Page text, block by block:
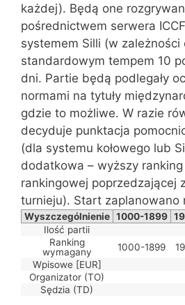
każdej). Będą one
pośrednictwem serwera
systemem Silli (w zależności
standardowym tempem 10
dni. Partie będą podlegały
normami na tytuły
gdzie to możliwe. W razie
decyduje punktacja
(dla systemu kołowego lub
dodatkowa – wyższy
rankingowej poprzedzającej
turnieju). Start zaplanowano
Wyszczególnienie 1000-1899
Ilość partii
Ranking
wymagany
1000-1899
Wpisowe [EUR]
Organizator (TO)
Sędzia (TD)